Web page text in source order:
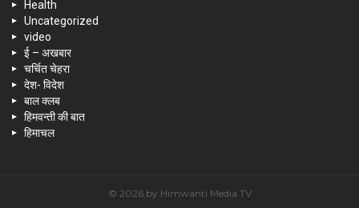
Health
Uncategorized
video
ई – अखबार
चर्चित चेहरा
देश- विदेश
बाल क्लब
हिमवन्ती की बात
हिमाचल
© 2026 by Himwanti Media TV